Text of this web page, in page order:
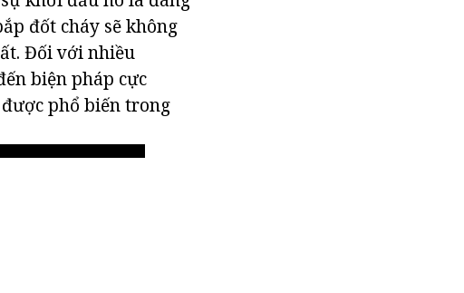
đốt cháy sẽ không
Đối với nhiều
biện pháp cực
phổ biến trong